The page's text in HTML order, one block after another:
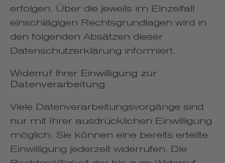
erfolgen. Über die jeweils im Einzelfall
einschlägigen Rechtsgrundlagen wird in
den folgenden Absätzen dieser
Datenschutzerklärung informiert.
Widerruf Ihrer Einwilligung zur
Datenverarbeitung
Viele Datenverarbeitungsvorgänge sind
nur mit Ihrer ausdrücklichen Einwilligung
möglich. Sie können eine bereits erteilte
Einwilligung jederzeit widerrufen. Die